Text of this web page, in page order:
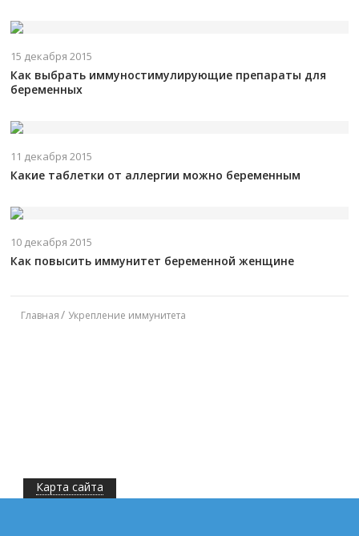
15 декабря 2015
Как выбрать иммуностимулирующие препараты для
беременных
11 декабря 2015
Какие таблетки от аллергии можно беременным
10 декабря 2015
Как повысить иммунитет беременной женщине
Главная Укрепление иммунитета
Карта сайта